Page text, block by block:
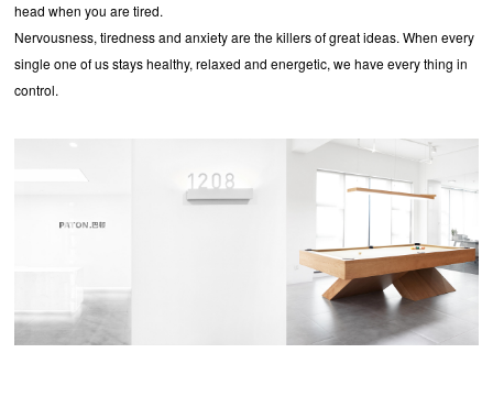
head when you are tired.
Nervousness, tiredness and anxiety are the killers of great ideas. When every
single one of us stays healthy, relaxed and energetic, we have every thing in
control.